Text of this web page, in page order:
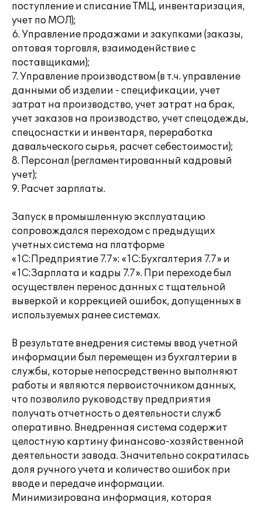
поступление и списание ТМЦ, инвентаризация,
учет по МОЛ);
6. Управление продажами и закупками (заказы,
оптовая торговля, взаимоденйствие с
поставщиками);
7. Управление производством (в т.ч. управление
данными об изделии - спецификации, учет
затрат на производство, учет затрат на брак,
учет заказов на производство, учет спецодежды,
спецоснастки и инвентаря, переработка
давальческого сырья, расчет себестоимости);
8. Персонал (регламентированный кадровый
учет);
9. Расчет зарплаты.
Запуск в промышленную эксплуатацию
сопровождался переходом с предыдущих
учетных система на платформе
«1С:Предприятие 7.7»: «1С:Бухгалтерия 7.7» и
«1С:Зарплата и кадры 7.7». При переходе был
осуществлен перенос данных с тщательной
выверкой и коррекцией ошибок, допущенных в
используемых ранее системах.
В результате внедрения системы ввод учетной
информации был перемещен из бухгалтерии в
службы, которые непосредственно выполняют
работы и являются первоисточником данных,
что позволило руководству предприятия
получать отчетность о деятельности служб
оперативно. Внедренная система содержит
целостную картину финансово-хозяйственной
деятельности завода. Значительно сократилась
доля ручного учета и количество ошибок при
вводе и передаче информации.
Минимизирована информация, которая